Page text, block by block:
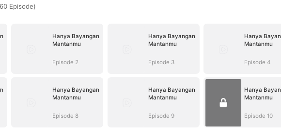
60 Episode)
Hanya Bayangan
Mantanmu
Episode 2
Hanya Bayangan
Mantanmu
Episode 3
Hanya
Mantanmu
Episode 4
Hanya Bayangan
Mantanmu
Episode 8
Hanya Bayangan
Mantanmu
Episode 9
Hanya
Mantanmu
Episode 10